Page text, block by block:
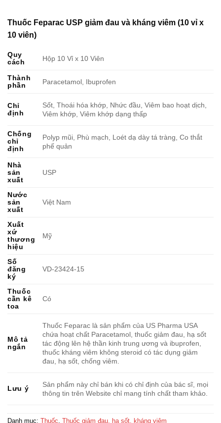
Thuốc Feparac USP giảm đau và kháng viêm (10 vỉ x
10 viên)
Quy
cách
Hộp 10 Vỉ x 10 Viên
Thành
phần
Paracetamol, Ibuprofen
Chỉ
định
Sốt, Thoái hóa khớp, Nhức đầu, Viêm bao hoạt dịch,
Viêm khớp, Viêm khớp dạng thấp
Chống
chỉ
định
Polyp mũi, Phù mạch, Loét dạ dày tá tràng, Co thắt
phế quản
Nhà
sản
xuất
USP
Nước
sản
xuất
Việt Nam
Xuất
xứ
thương
hiệu
Mỹ
Số
đăng
ký
VD-23424-15
Thuốc
cần kê
toa
Có
Mô tả
ngắn
Thuốc Feparac là sản phẩm của US Pharma USA
chứa hoạt chất Paracetamol, thuốc giảm đau, hạ sốt
tác động lên hệ thần kinh trung ương và ibuprofen,
thuốc kháng viêm không steroid có tác dụng giảm
đau, hạ sốt, chống viêm.
Lưu ý
Sản phẩm này chỉ bán khi có chỉ định của bác sĩ, mọi
thông tin trên Website chỉ mang tính chất tham khảo.
Danh mục: Thuốc Thuốc giảm đau, hạ sốt, kháng viêm